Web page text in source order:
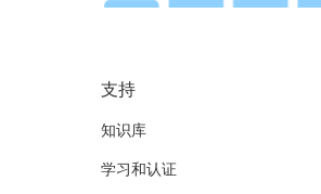
支持
知识库
学习和认证